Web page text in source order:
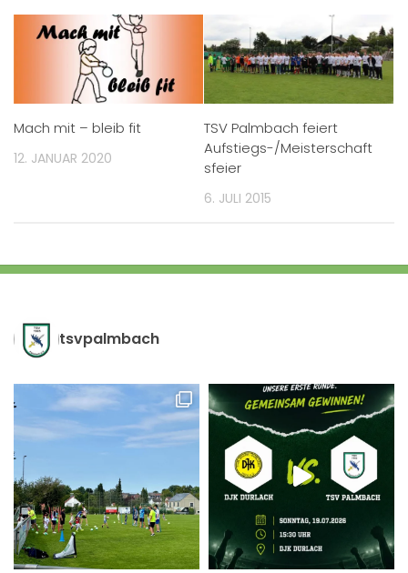
Mach mit – bleib fit
12. JANUAR 2020
TSV Palmbach feiert
Aufstiegs-/Meisterschaft
sfeier
6. JULI 2015
tsvpalmbach